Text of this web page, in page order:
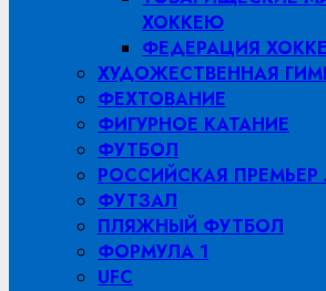
ХОККЕЮ
ФЕДЕРАЦИЯ
ХУДОЖЕСТВЕННАЯ
ФЕХТОВАНИЕ
ФИГУРНОЕ КАТАНИЕ
ФУТБОЛ
РОССИЙСКАЯ ПРЕМЬЕР
ФУТЗАЛ
ПЛЯЖНЫЙ ФУТБОЛ
ФОРМУЛА 1
UFC